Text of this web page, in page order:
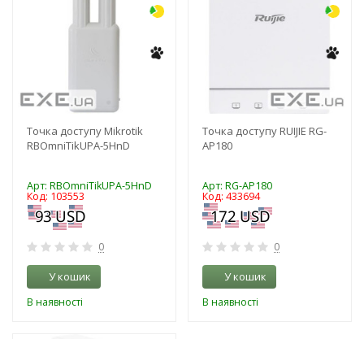
Точка доступу Mikrotik
RBOmniTikUPA-5HnD
Арт: RBOmniTikUPA-5HnD
Код: 103553
0
У кошик
В наявності
Точка доступу RUIJIE RG-
AP180
Арт: RG-AP180
Код: 433694
0
У кошик
В наявності